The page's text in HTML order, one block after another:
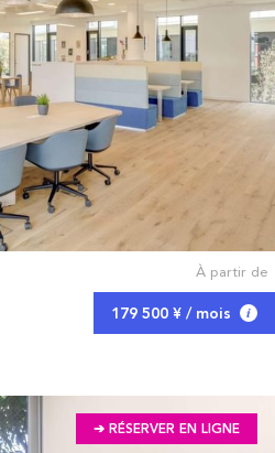
À partir de
179 500 ¥ / mois
➔ RÉSERVER EN LIGNE